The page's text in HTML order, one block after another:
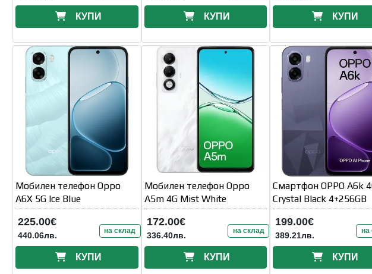
КУПИ КУПИ КУПИ
Мобилен телефон Oppo
A6X 5G Ice Blue
225.00€
440.06лв. на склад
КУПИ
Мобилен телефон Oppo
A5m 4G Mist White
172.00€
336.40лв. на склад
КУПИ
Смартфон OPPO A6k
Crystal Black 4+256GB
199.00€
389.21лв. на
КУПИ